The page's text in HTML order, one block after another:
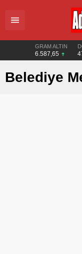
GRAM ALTIN
6.587,65
Belediye